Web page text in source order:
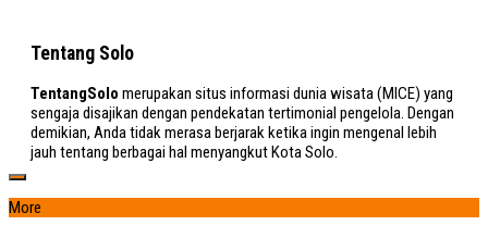
Tentang Solo
TentangSolo merupakan situs informasi dunia wisata (MICE) yang
sengaja disajikan dengan pendekatan tertimonial pengelola. Dengan
demikian, Anda tidak merasa berjarak ketika ingin mengenal lebih
jauh tentang berbagai hal menyangkut Kota Solo.
More